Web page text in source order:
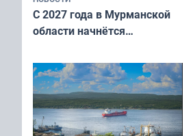
С 2027 года в Мурманской
области начнётся
подростков от ВПЧ